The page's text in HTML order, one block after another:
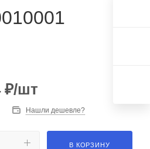
₽/шт
Нашли дешевле?
В КОРЗИНУ